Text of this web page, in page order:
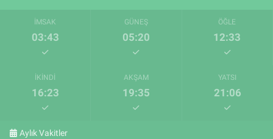
İMSAK
03:43
GÜNEŞ
05:20
ÖĞLE
12:33
İKINDI
16:23
AKŞAM
19:35
YATSI
21:06
Aylık Vakitler